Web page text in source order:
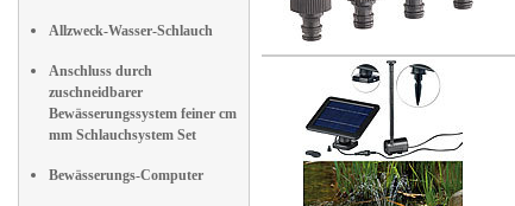
Allzweck-Wasser-Schlauch
Anschluss durch
zuschneidbarer
Bewässerungssystem feiner cm
mm Schlauchsystem Set
Bewässerungs-Computer